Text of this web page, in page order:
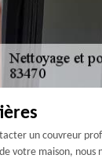
un couvreur
votre maison,